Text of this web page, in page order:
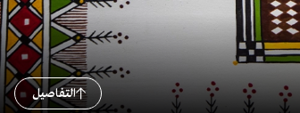
التفاصيل